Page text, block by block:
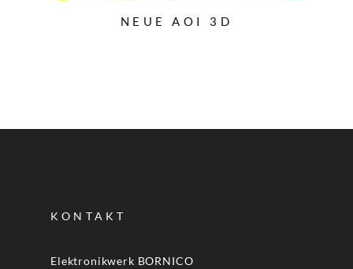
NEUE AOI 3D
KONTAKT
Elektronikwerk BORNICO